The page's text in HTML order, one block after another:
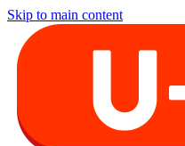
Skip to main content